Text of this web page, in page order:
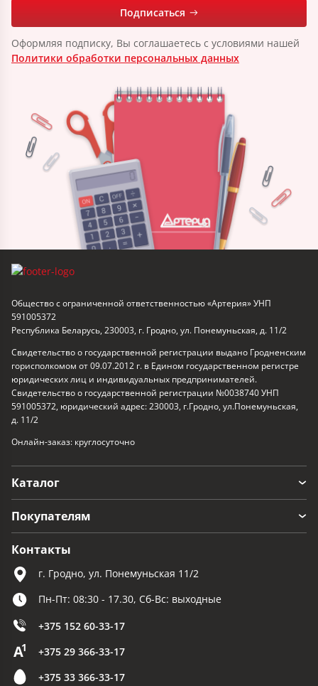
Подписаться
Оформляя подписку, Вы соглашаетесь с условиями нашей
Политики обработки персональных данных
Общество с ограниченной ответственностью «Артерия» УНП
591005372
Республика Беларусь, 230003, г. Гродно, ул. Понемуньская, д. 11/2
Свидетельство о государственной регистрации выдано Гродненским
горисполкомом от 09.07.2012 г. в Едином государственном регистре
юридических лиц и индивидуальных предпринимателей.
Свидетельство о государственной регистрации №0038740 УНП
591005372, юридический адрес: 230003, г.Гродно, ул.Понемуньская,
д. 11/2
Онлайн-заказ: круглосуточно
Каталог
Покупателям
Контакты
г. Гродно, ул. Понемуньская 11/2
Пн-Пт: 08:30 - 17.30, Сб-Вс: выходные
+375 152 60-33-17
+375 29 366-33-17
+375 33 366-33-17